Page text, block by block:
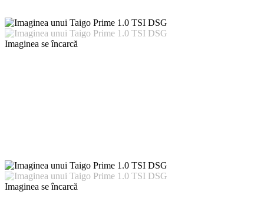
Imaginea se încarcă
Imaginea se încarcă